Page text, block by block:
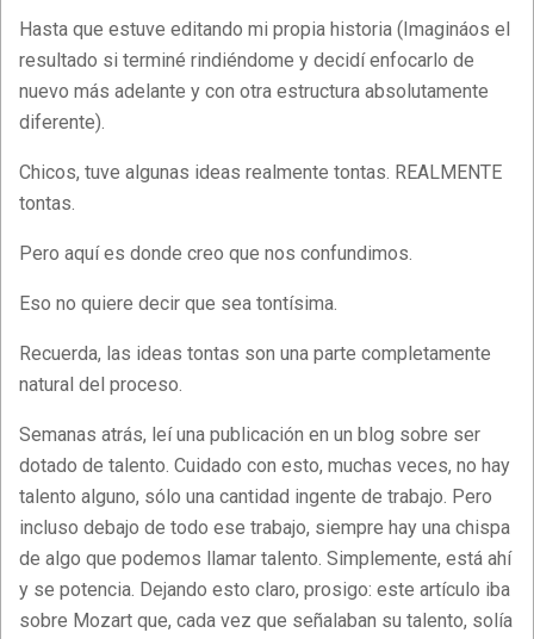
Hasta que estuve editando mi propia historia (Imagináos el
resultado si terminé rindiéndome y decidí enfocarlo de
nuevo más adelante y con otra estructura absolutamente
diferente).
Chicos, tuve algunas ideas realmente tontas. REALMENTE
tontas.
Pero aquí es donde creo que nos confundimos.
Eso no quiere decir que sea tontísima.
Recuerda, las ideas tontas son una parte completamente
natural del proceso.
Semanas atrás, leí una publicación en un blog sobre ser
dotado de talento. Cuidado con esto, muchas veces, no hay
talento alguno, sólo una cantidad ingente de trabajo. Pero
incluso debajo de todo ese trabajo, siempre hay una chispa
de algo que podemos llamar talento. Simplemente, está ahí
y se potencia. Dejando esto claro, prosigo: este artículo iba
sobre Mozart que, cada vez que señalaban su talento, solía